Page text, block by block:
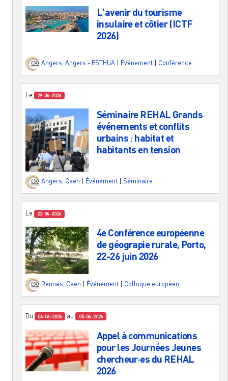
L'avenir du tourisme
insulaire et côtier (ICTF
2026)
Angers Angers - ESTHUA Événement Conférence
Le 29-06-2026
Séminaire REHAL Grands
événements et conflits
urbains : habitat et
habitants en tension
Angers, Caen Événement Séminaire
Le 22-06-2026
4e Conférence européenne
de géograpie rurale, Porto,
22-26 juin 2026
Rennes Caen Événement Colloque européen
Du 04-06-2026 au 05-06-2026
Appel à communications
pour les Journées Jeunes
chercheur·es du REHAL
2026